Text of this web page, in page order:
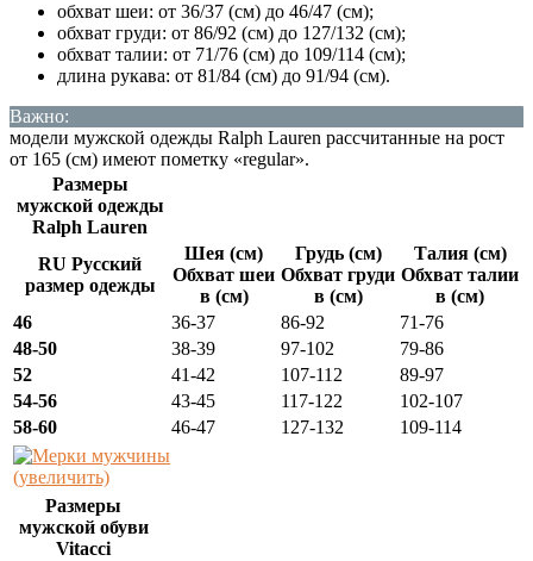
обхват шеи: от 36/37 (см) до 46/47 (см);
обхват груди: от 86/92 (см) до 127/132 (см);
обхват талии: от 71/76 (см) до 109/114 (см);
длина рукава: от 81/84 (см) до 91/94 (см).
Важно:
модели мужской одежды Ralph Lauren рассчитанные на рост
от 165 (см) имеют пометку «regular».
Размеры
мужской одежды
Ralph Lauren
RU Русский
размер одежды
Шея (см)
Обхват шеи
в (см)
Грудь (см)
Обхват груди
в (см)
Талия (см)
Обхват талии
в (см)
46
36-37 86-92
71-76
48-50
38-39 97-102
79-86
52
41-42 107-112
89-97
54-56
43-45 117-122
102-107
58-60
46-47 127-132 109-114
(увеличить)
Размеры
мужской обуви
Vitacci